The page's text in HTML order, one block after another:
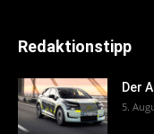
Redaktionstipp
Der
5.